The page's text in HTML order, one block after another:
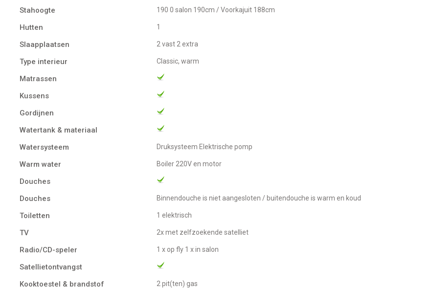
Stahoogte 190 0 salon 190cm / Voorkajuit 188cm
Hutten 1
Slaapplaatsen 2 vast 2 extra
Type interieur Classic, warm
Matrassen
Kussens
Gordijnen
Watertank & materiaal
Watersysteem
Druksysteem Elektrische pomp
Warm water boiler 220V en motor
Douches
Douches
Binnendouche is niet aangesloten / buitendouche is warm en koud
Toiletten 1 elektrisch
TV 2x met zelfzoekende satelliet
Radio/CD-speler 1 x op fly 1 x in salon
Satellietontvangst
Kooktoestel & brandstof
2 pit(ten) gas